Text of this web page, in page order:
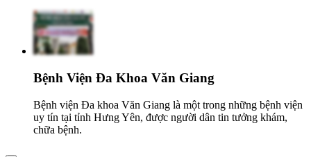
Bệnh Viện Đa Khoa Văn Giang
Bệnh viện Đa khoa Văn Giang là một trong những bệnh viện
uy tín tại tỉnh Hưng Yên, được người dân tin tưởng khám,
chữa bệnh.